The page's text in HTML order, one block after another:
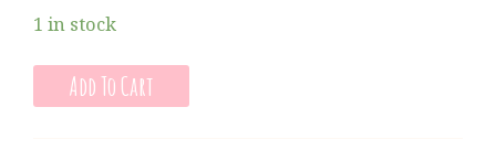
1 in stock
Add To Cart